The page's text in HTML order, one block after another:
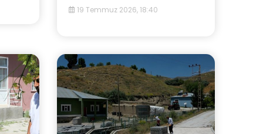
19 Temmuz 2026, 18:40